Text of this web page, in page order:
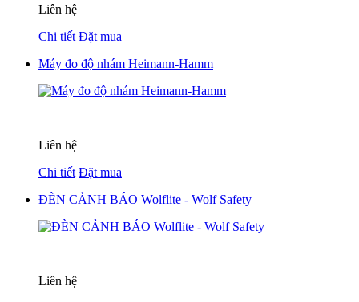
Liên hệ
Chi tiết Đặt mua
Máy đo độ nhám Heimann-Hamm
Liên hệ
Chi tiết Đặt mua
ĐÈN CẢNH BÁO Wolflite - Wolf Safety
Liên hệ